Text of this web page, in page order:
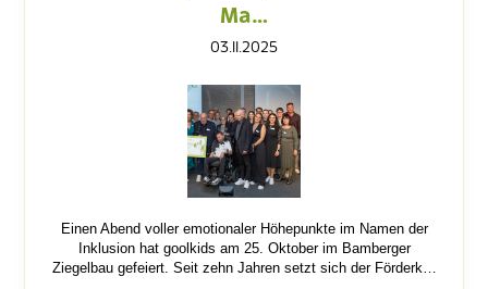
Ma…
03.11.2025
Einen Abend voller emotionaler Höhepunkte im Namen der
Inklusion hat goolkids am 25. Oktober im Bamberger
Ziegelbau gefeiert. Seit zehn Jahren setzt sich der Förderk…